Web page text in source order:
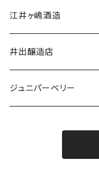
江井ヶ嶋酒造
井出醸造店
ジュニパーベリー